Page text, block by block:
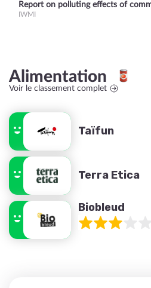
Report on polluting effects of
IWMI
Alimentation
Voir le classement complet
Taïfun
Terra Etica
Biobleud